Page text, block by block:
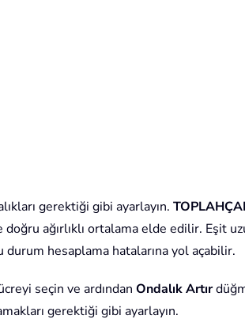
gerektiği gibi ayarlayın.
ağırlıklı ortalama elde edilir. Eşit
durum hesaplama hatalarına yol açabilir.
seçin ve ardından Ondalık Artır
gerektiği gibi ayarlayın.